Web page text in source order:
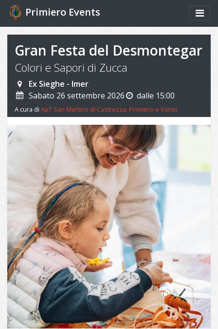
Primiero Events
Gran Festa del Desmontegar
Colori e Sapori di Zucca
Ex Sieghe - Imer
Sabato 26 settembre 2026
dalle 15:00
A cura di ApT San Martino di Castrozza, Primiero e Vanoi